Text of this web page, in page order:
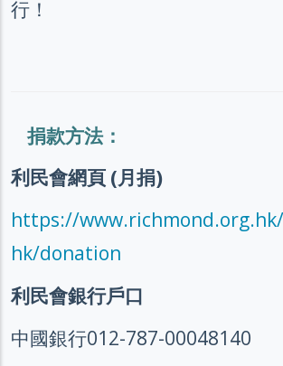
行！
捐款方法：
利民會網頁 (月捐)
https://
hk/donation
利民會銀行戶口
中國銀行012-787-00048140